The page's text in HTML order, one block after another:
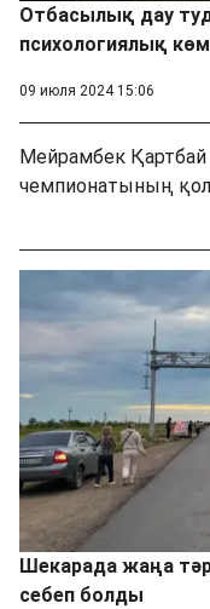
Отбасылық дау
психологиялық
09 июля 2024 15:06
Мейрамбек
чемпионатының
Шекарада жаңа
себеп болды